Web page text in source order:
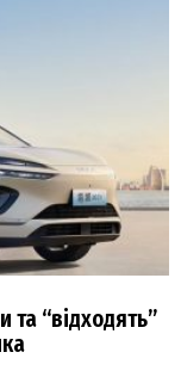
та “відходять”